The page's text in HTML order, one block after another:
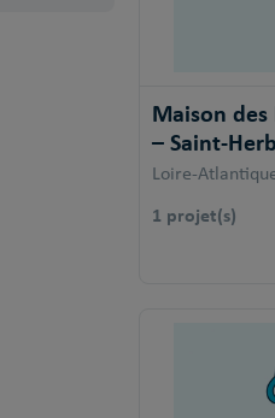
Maison
– Saint-
Loire-
1 projet(s)